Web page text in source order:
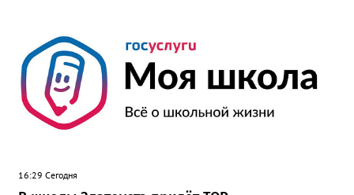
16:29 Сегодня